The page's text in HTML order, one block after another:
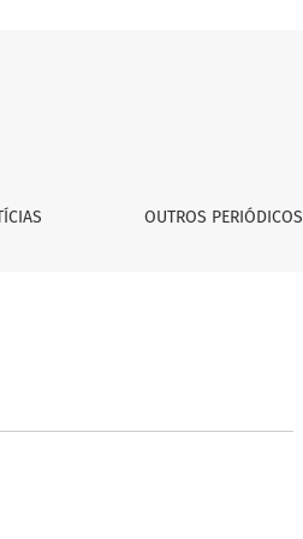
OUTROS PERIÓDICOS